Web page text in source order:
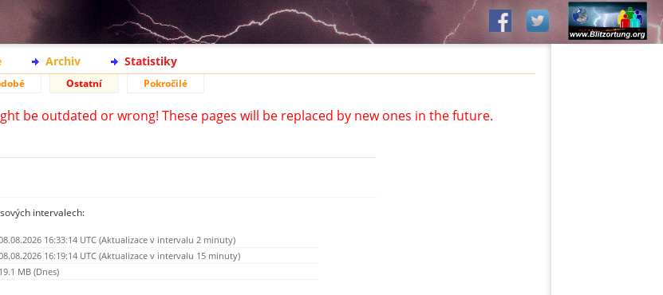
Archiv Statistiky
Ostatní Pokročilé
be outdated or wrong! These pages will be replaced by new ones in the future.
intervalech:
16:33:14 UTC (Aktualizace v intervalu 2 minuty)
16:19:14 UTC (Aktualizace v intervalu 15 minuty)
19.1 MB (Dnes)